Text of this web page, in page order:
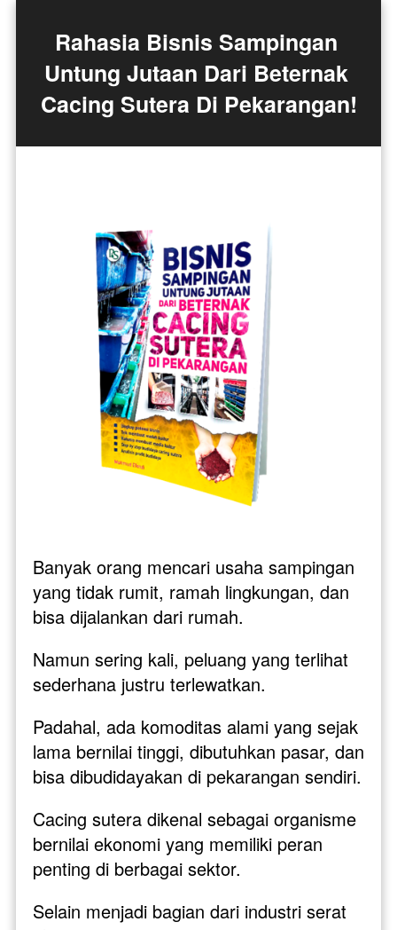
Rahasia Bisnis Sampingan
Untung Jutaan Dari Beternak
Cacing Sutera Di Pekarangan!
Banyak orang mencari usaha sampingan
yang tidak rumit, ramah lingkungan, dan
bisa dijalankan dari rumah.
Namun sering kali, peluang yang terlihat
sederhana justru terlewatkan.
Padahal, ada komoditas alami yang sejak
lama bernilai tinggi, dibutuhkan pasar, dan
bisa dibudidayakan di pekarangan sendiri.
Cacing sutera dikenal sebagai organisme
bernilai ekonomi yang memiliki peran
penting di berbagai sektor.
Selain menjadi bagian dari industri serat